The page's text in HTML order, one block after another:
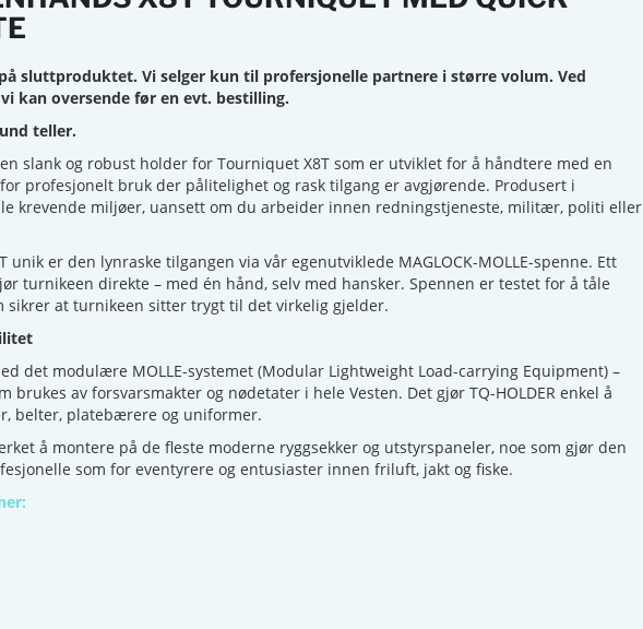
sluttproduktet. Vi selger kun til profersjonelle partnere i større volum. Ved
kan oversende før en evt. bestilling.
teller.
en slank og robust holder for Tourniquet X8T som er utviklet for å håndtere med en
profesjonelt bruk der pålitelighet og rask tilgang er avgjørende. Produsert i
krevende miljøer, uansett om du arbeider innen redningstjeneste, militær, politi eller
unik er den lynraske tilgangen via vår egenutviklede MAGLOCK-MOLLE-spenne. Ett
turnikeen direkte – med én hånd, selv med hansker. Spennen er testet for å tåle
sikrer at turnikeen sitter trygt til det virkelig gjelder.
det modulære MOLLE-systemet (Modular Lightweight Load-carrying Equipment) –
av forsvarsmakter og nødetater i hele Vesten. Det gjør TQ-HOLDER enkel å
belter, platebærere og uniformer.
å montere på de fleste moderne ryggsekker og utstyrspaneler, noe som gjør den
som for eventyrere og entusiaster innen friluft, jakt og fiske.